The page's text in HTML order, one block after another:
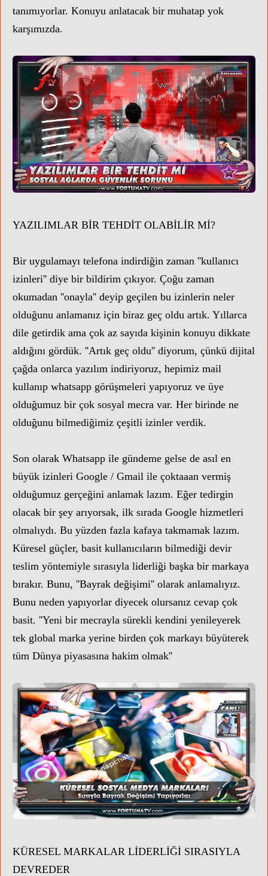
tanımıyorlar. Konuyu anlatacak bir muhatap yok
karşımızda.
YAZILIMLAR BİR TEHDİT OLABİLİR Mİ?
Bir uygulamayı telefona indirdiğin zaman ''kullanıcı
izinleri'' diye bir bildirim çıkıyor. Çoğu zaman
okumadan ''onayla'' deyip geçilen bu izinlerin neler
olduğunu anlamanız için biraz geç oldu artık. Yıllarca
dile getirdik ama çok az sayıda kişinin konuyu dikkate
aldığını gördük. ''Artık geç oldu'' diyorum, çünkü dijital
çağda onlarca yazılım indiriyoruz, hepimiz mail
kullanıp whatsapp görüşmeleri yapıyoruz ve üye
olduğumuz bir çok sosyal mecra var. Her birinde ne
olduğunu bilmediğimiz çeşitli izinler verdik.
Son olarak Whatsapp ile gündeme gelse de asıl en
büyük izinleri Google / Gmail ile çoktaaan vermiş
olduğumuz gerçeğini anlamak lazım. Eğer tedirgin
olacak bir şey arıyorsak, ilk sırada Google hizmetleri
olmalıydı. Bu yüzden fazla kafaya takmamak lazım.
Küresel güçler, basit kullanıcıların bilmediği devir
teslim yöntemiyle sırasıyla liderliği başka bir markaya
bırakır. Bunu, ''Bayrak değişimi'' olarak anlamalıyız.
Bunu neden yapıyorlar diyecek olursanız cevap çok
basit. ''Yeni bir mecrayla sürekli kendini yenileyerek
tek global marka yerine birden çok markayı büyüterek
tüm Dünya piyasasına hakim olmak''
KÜRESEL MARKALAR LİDERLİĞİ SIRASIYLA
DEVREDER